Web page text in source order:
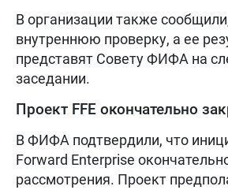
В организации также
внутреннюю проверку, а ее
представят Совету ФИФА на
заседании.
Проект FFE окончательно
В ФИФА подтвердили, что
Forward Enterprise
рассмотрения. Проект